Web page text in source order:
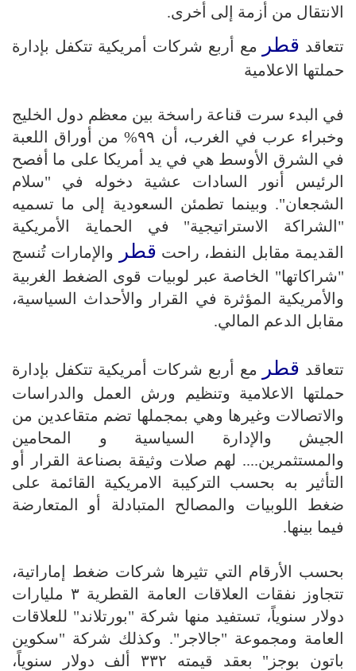
الانتقال من أزمة إلى أخرى.
تتعاقد قطر
مع أربع شركات أمريكية تتكفل بإدارة
حملتها الاعلامية
في البدء سرت قناعة راسخة بين معظم دول الخليج
وخبراء عرب في الغرب، أن ۹۹% من أوراق اللعبة
في الشرق الأوسط هي في يد أمريكا على ما أفصح
الرئيس أنور السادات عشية دخوله في "سلام
الشجعان". وبينما تطمئن السعودية إلى ما تسميه
"الشراكة الاستراتيجية" في الحماية الأمريكية
القديمة مقابل النفط، راحت قطر
والإمارات تُنسج
"شراكاتها" الخاصة عبر لوبيات قوى الضغط الغربية
والأمريكية المؤثرة في القرار والأحداث السياسية،
مقابل الدعم المالي.
تتعاقد قطر
مع أربع شركات أمريكية تتكفل بإدارة
حملتها الاعلامية وتنظيم ورش العمل والدراسات
والاتصالات وغيرها وهي بمجملها تضم متقاعدين من
الجيش والإدارة السياسية و المحامين
والمستثمرين.... لهم صلات وثيقة بصناعة القرار أو
التأثير به بحسب التركيبة الامريكية القائمة على
ضغط اللوبيات والمصالح المتبادلة أو المتعارضة
فيما بينها.
بحسب الأرقام التي تثيرها شركات ضغط إماراتية،
تتجاوز نفقات العلاقات العامة القطرية ۳ مليارات
دولار سنوياً، تستفيد منها شركة "بورتلاند" للعلاقات
العامة ومجموعة "جالاجر". وكذلك شركة "سكوين
باتون بوجز" بعقد قيمته ۳۳۲ ألف دولار سنوياً،